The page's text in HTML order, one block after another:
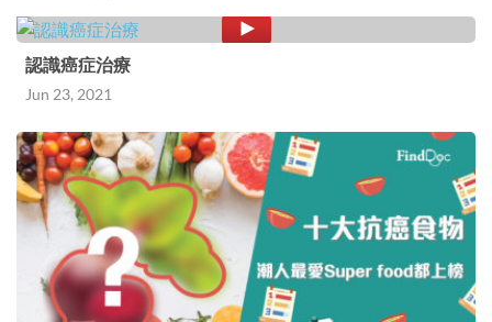
認識癌症治療
Jun 23, 2021